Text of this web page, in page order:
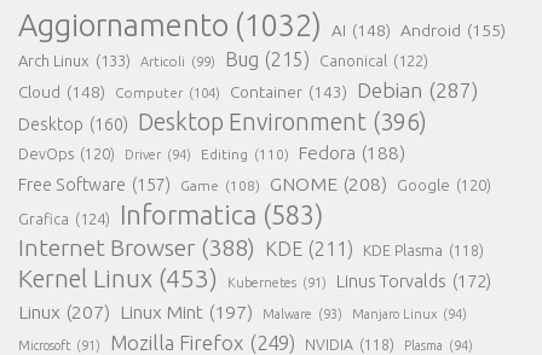
Aggiornamento (1032) AI (148) Android (155)
Arch Linux (133) Articoli (99) Bug (215) Canonical (122)
Cloud (148) Computer (104) Container (143) Debian (287)
Desktop (160) Desktop Environment (396)
DevOps (120) Driver (94) Editing (110) Fedora (188)
Free Software (157) Game (108) GNOME (208) Google (120)
Grafica (124) Informatica (583)
Internet Browser (388) KDE (211) KDE Plasma (118)
Kernel Linux (453) Kubernetes (91) Linus Torvalds (172)
Linux (207) Linux Mint (197) Malware (93) Manjaro Linux (94)
Microsoft (91) Mozilla Firefox (249) NVIDIA (118) Plasma (94)